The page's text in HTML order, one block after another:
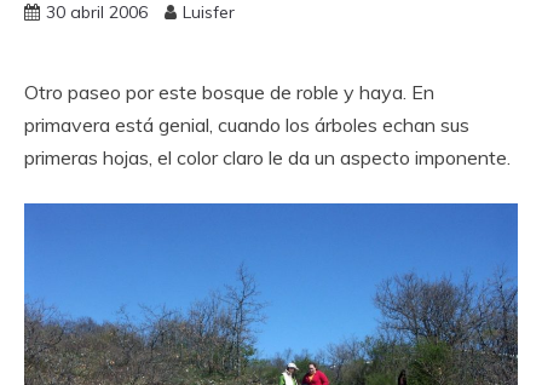
30 abril 2006 Luisfer
Otro paseo por este bosque de roble y haya. En
primavera está genial, cuando los árboles echan sus
primeras hojas, el color claro le da un aspecto imponente.